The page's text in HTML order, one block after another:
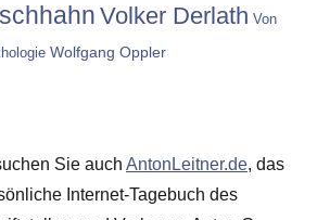
Volker Derlath Von
Wolfgang Oppler
Sie auch AntonLeitner.de, das
Internet-Tagebuch des